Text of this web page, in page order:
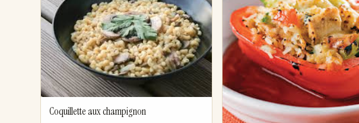
Coquillette aux champignon